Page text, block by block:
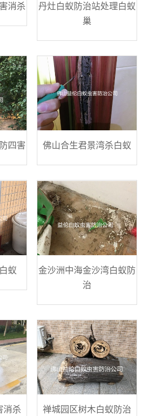
消杀
丹灶白蚁防治站处理白蚁
巢
四害 佛山合生君景湾杀白蚁
蚁
金沙洲中海金沙湾白蚁防
治
消杀 禅城园区树木白蚁防治